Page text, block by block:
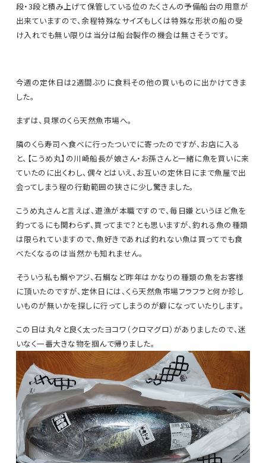
段・3段と積み上げて保管している位のたくさんの予備船台の用意が
出来ていますので、余程特殊なサイズもしくは特殊な形状の船の受
け入れでも無い限りは当分は船台製作の機会は無さそうです。
今週の定休日は2週間ぶりに食料その他の買いものに出かけてきま
した。
まずは、貝塚のくら天然魚市場へ。
隣のくら寿司へ食べに行ったついでに寄ったのですが、お店に入る
と、【こうめ丸】の川崎船長が娘さん・お孫さんと一緒に魚を買いに来
ていたのに出くわし、偶々とはいえ、お互いの定休日にまで魚屋で出
会ってしまう程の行動範囲の狭さに少し驚きました。
こうめ丸さんと言えば、遊漁が本職ですので、毎日嫌というほど魚を
釣ってるにも関わらず、買ってまで？とも思いますが、釣れる魚の種類
は限られていますので、魚好きであれば釣れない魚は買ってでも食
べたくなるのは当然かも知れません。
そういう私も鯛やアジ、石鯛など昨年はかなりの種類の魚をお客様
に頂いたのですが、定休日には、くら天然魚市場フラフラと何か珍し
いものが無いかを探しに行ってしまうのが癖になっていたりします。
この日は丸々と良く太ったヨコワ（クロマグロ）がありましたので、迷
いなく一番大きな物を掴んで帰りました。